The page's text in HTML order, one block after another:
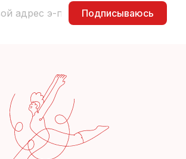
Подписываюсь